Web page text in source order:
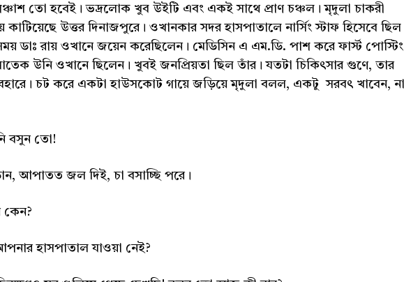
তো হবেই। ভদ্রলোক খুব উইটি এবং একই সাথে প্রাণ চঞ্চল। মৃদুলা চাকরী
উত্তর দিনাজপুরে। ওখানকার সদর হাসপাতালে নার্সিং স্টাফ হিসেবে ছিল
ডাঃ রায় ওখানে জয়েন করেছিলেন। মেডিসিন এ এম.ডি. পাশ করে ফার্স্ট পোস্টিং
উনি ওখানে ছিলেন। খুবই জনপ্রিয়তা ছিল তাঁর। যতটা চিকিৎসার গুণে, তার
চট করে একটা হাউসকোট গায়ে জড়িয়ে মৃদুলা বলল, একটু সরবৎ খাবেন, না
বসুন তো!
আপাতত জল দিই, চা বসাচ্ছি পরে।
কেন?
হাসপাতাল যাওয়া নেই?